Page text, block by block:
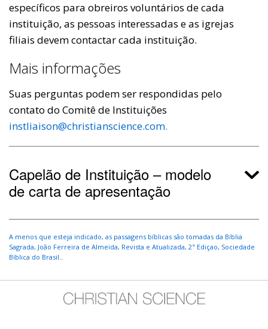
específicos para obreiros voluntários de cada
instituição, as pessoas interessadas e as igrejas
filiais devem contactar cada instituição.
Mais informações
Suas perguntas podem ser respondidas pelo
contato do Comitê de Instituições
instliaison@christianscience.com.
Capelão de Instituição – modelo
de carta de apresentação
A menos que esteja indicado, as passagens bíblicas são tomadas da Bíblia
Sagrada, João Ferreira de Almeida, Revista e Atualizada, 2ª Ediçao, Sociedade
Bíblica do Brasil..